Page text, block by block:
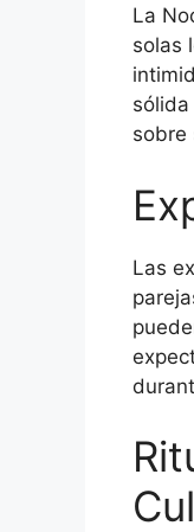
La
solas
sobre
Las